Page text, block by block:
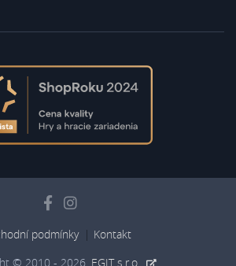
podmínky Kontakt